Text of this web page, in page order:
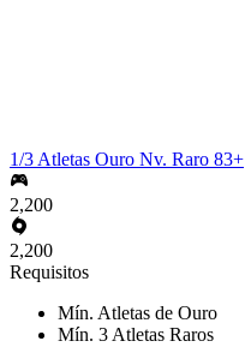
1/3 Atletas Ouro Nv. Raro 83+
2,200
2,200
Requisitos
Mín. Atletas de Ouro
Mín. 3 Atletas Raros